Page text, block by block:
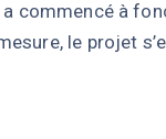
a commencé à
le projet